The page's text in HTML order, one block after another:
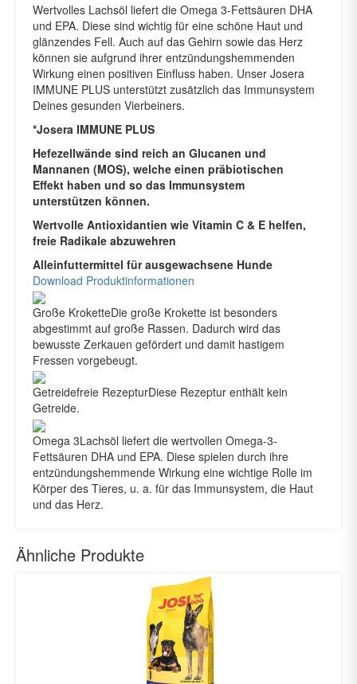
Wertvolles Lachsöl liefert die Omega 3-Fettsäuren DHA
und EPA. Diese sind wichtig für eine schöne Haut und
glänzendes Fell. Auch auf das Gehirn sowie das Herz
können sie aufgrund ihrer entzündungshemmenden
Wirkung einen positiven Einfluss haben. Unser Josera
IMMUNE PLUS unterstützt zusätzlich das Immunsystem
Deines gesunden Vierbeiners.
*Josera IMMUNE PLUS
Hefezellwände sind reich an Glucanen und
Mannanen (MOS), welche einen präbiotischen
Effekt haben und so das Immunsystem
unterstützen können.
Wertvolle Antioxidantien wie Vitamin C & E helfen,
freie Radikale abzuwehren
Alleinfuttermittel für ausgewachsene Hunde
Download Produktinformationen
Große KroketteDie große Krokette ist besonders
abgestimmt auf große Rassen. Dadurch wird das
bewusste Zerkauen gefördert und damit hastigem
Fressen vorgebeugt.
Getreidefreie RezepturDiese Rezeptur enthält kein
Getreide.
Omega 3Lachsöl liefert die wertvollen Omega-3-
Fettsäuren DHA und EPA. Diese spielen durch ihre
entzündungshemmende Wirkung eine wichtige Rolle im
Körper des Tieres, u. a. für das Immunsystem, die Haut
und das Herz.
Ähnliche Produkte